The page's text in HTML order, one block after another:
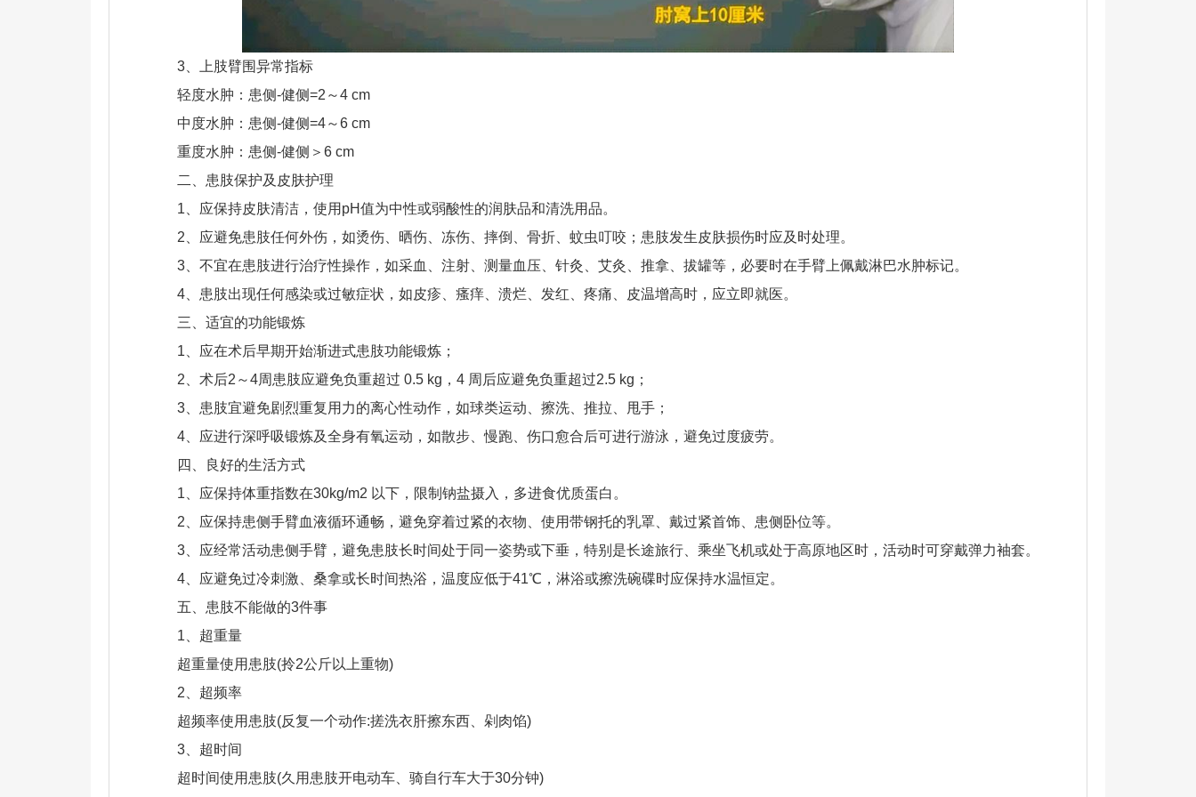
3、上肢臂围异常指标
轻度水肿：患侧-健侧=2～4 cm
中度水肿：患侧-健侧=4～6 cm
重度水肿：患侧-健侧＞6 cm
二、患肢保护及皮肤护理
1、应保持皮肤清洁，使用pH值为中性或弱酸性的润肤品和清洗用品。
2、应避免患肢任何外伤，如烫伤、晒伤、冻伤、摔倒、骨折、蚊虫叮咬；患肢发生皮肤损伤时应及时处理。
3、不宜在患肢进行治疗性操作，如采血、注射、测量血压、针灸、艾灸、推拿、拔罐等，必要时在手臂上佩戴淋巴水肿标记。
4、患肢出现任何感染或过敏症状，如皮疹、瘙痒、溃烂、发红、疼痛、皮温增高时，应立即就医。
三、适宜的功能锻炼
1、应在术后早期开始渐进式患肢功能锻炼；
2、术后2～4周患肢应避免负重超过 0.5 kg，4 周后应避免负重超过2.5 kg；
3、患肢宜避免剧烈重复用力的离心性动作，如球类运动、擦洗、推拉、甩手；
4、应进行深呼吸锻炼及全身有氧运动，如散步、慢跑、伤口愈合后可进行游泳，避免过度疲劳。
四、良好的生活方式
1、应保持体重指数在30kg/m2 以下，限制钠盐摄入，多进食优质蛋白。
2、应保持患侧手臂血液循环通畅，避免穿着过紧的衣物、使用带钢托的乳罩、戴过紧首饰、患侧卧位等。
3、应经常活动患侧手臂，避免患肢长时间处于同一姿势或下垂，特别是长途旅行、乘坐飞机或处于高原地区时，活动时可穿戴弹力袖套。
4、应避免过冷刺激、桑拿或长时间热浴，温度应低于41℃，淋浴或擦洗碗碟时应保持水温恒定。
五、患肢不能做的3件事
1、超重量
超重量使用患肢(拎2公斤以上重物)
2、超频率
超频率使用患肢(反复一个动作:搓洗衣肝擦东西、剁肉馅)
3、超时间
超时间使用患肢(久用患肢开电动车、骑自行车大于30分钟)